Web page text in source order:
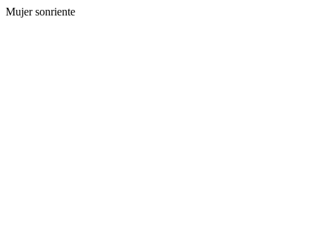
Mujer sonriente